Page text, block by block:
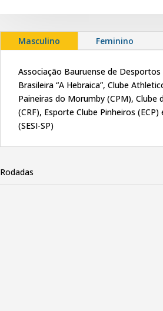
Masculino Feminino
Associação Bauruense de
Brasileira “A Hebraica”, Clube
Paineiras do Morumby (CPM), Clube
(CRF), Esporte Clube Pinheiros
(SESI-SP)
Rodadas